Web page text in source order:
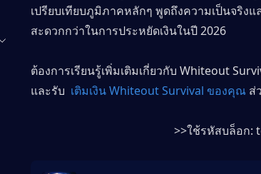
เปรียบเทียบภูมิภาคหลักๆ พูดถึงความเป็นจริง
สะดวกกว่าในการประหยัดเงินในปี 2026
ต้องการเรียนรู้เพิ่มเติมเกี่ยวกับ Whiteout
และรับ เติมเงิน Whiteout Survival ของคุณ ส่
>>ใช้รหัสบล็อก: